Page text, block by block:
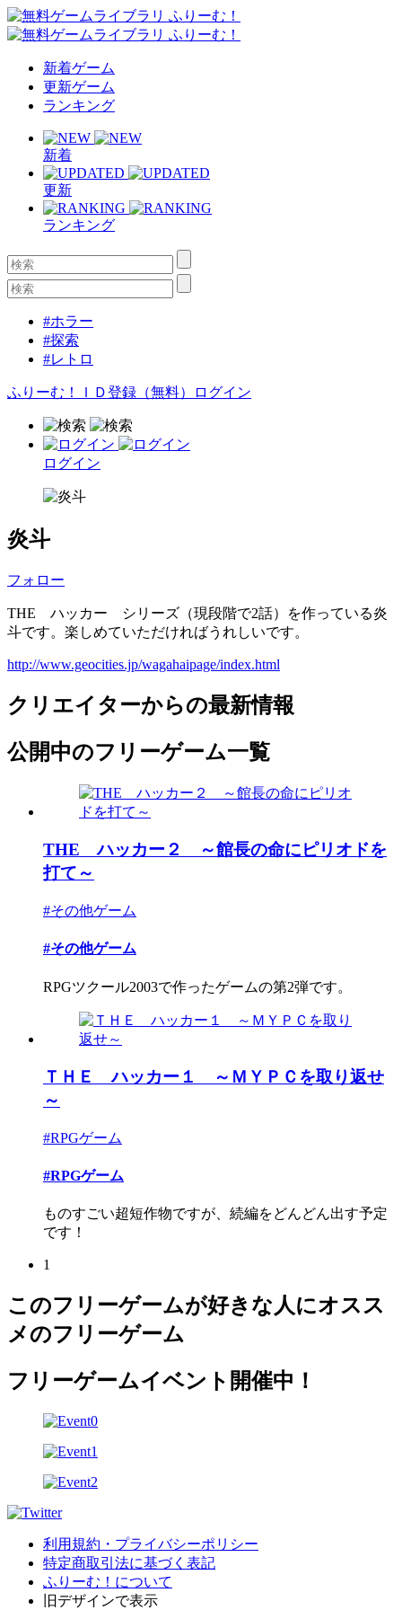
新着ゲーム
更新ゲーム
ランキング
新着
更新
ランキング
#ホラー
#探索
#レトロ
ふりーむ！ＩＤ登録（無料） ログイン
ログイン
炎斗
フォロー
THE ハッカー シリーズ（現段階で2話）を作っている炎
斗です。楽しめていただければうれしいです。
http://www.geocities.jp/wagahaipage/index.html
クリエイターからの最新情報
公開中のフリーゲーム一覧
THE ハッカー２ ～館長の命にピリオドを
打て～
#その他ゲーム
#その他ゲーム
RPGツクール2003で作ったゲームの第2弾です。
ＴＨＥ ハッカー１ ～ＭＹＰＣを取り返せ
～
#RPGゲーム
#RPGゲーム
ものすごい超短作物ですが、続編をどんどん出す予定
です！
1
このフリーゲームが好きな人にオスス
メのフリーゲーム
フリーゲームイベント開催中！
利用規約・プライバシーポリシー
特定商取引法に基づく表記
ふりーむ！について
旧デザインで表示